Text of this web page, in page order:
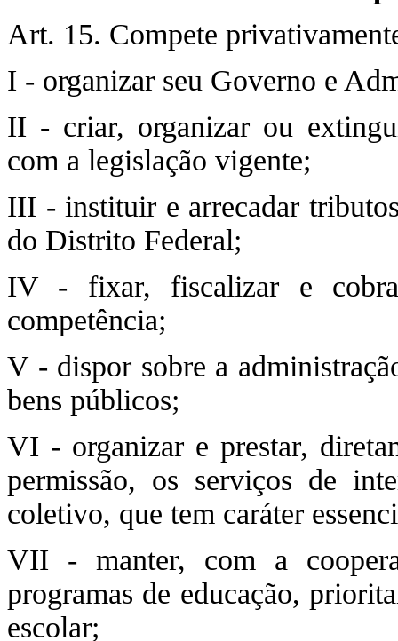
Art. 15. Compete
I - organizar seu Governo e
II - criar, organizar ou
com a legislação vigente;
III - instituir e arrecadar
do Distrito Federal;
IV - fixar, fiscalizar e
competência;
V - dispor sobre a
bens públicos;
VI - organizar e prestar,
permissão, os serviços de
coletivo, que tem caráter
VII - manter, com a
programas de educação,
escolar;